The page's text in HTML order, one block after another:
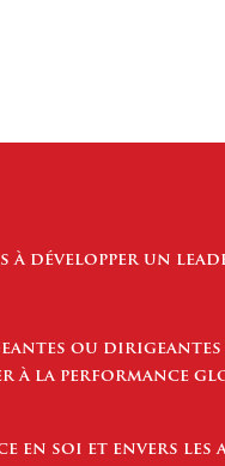
à développer un
ou
la performance
soi et envers les